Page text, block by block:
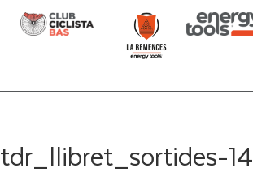
tdr_llibret_sortides-14